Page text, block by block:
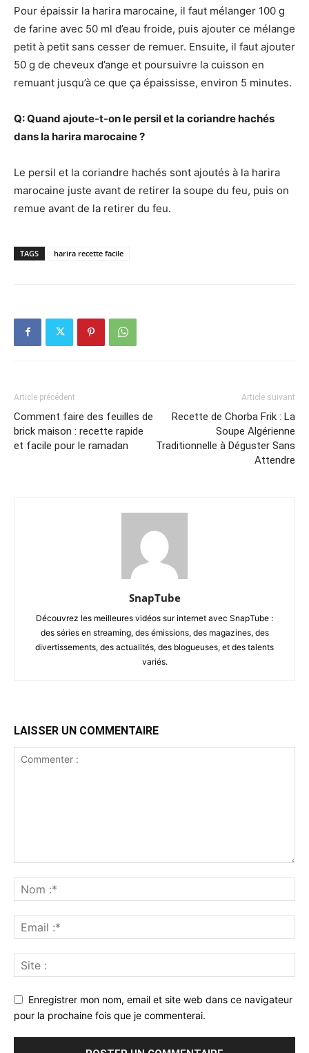
Pour épaissir la harira marocaine, il faut mélanger 100 g
de farine avec 50 ml d’eau froide, puis ajouter ce mélange
petit à petit sans cesser de remuer. Ensuite, il faut ajouter
50 g de cheveux d’ange et poursuivre la cuisson en
remuant jusqu’à ce que ça épaississe, environ 5 minutes.
Q: Quand ajoute-t-on le persil et la coriandre hachés
dans la harira marocaine ?
Le persil et la coriandre hachés sont ajoutés à la harira
marocaine juste avant de retirer la soupe du feu, puis on
remue avant de la retirer du feu.
TAGS harira recette facile
Article précédent
Comment faire des feuilles de
brick maison : recette rapide
et facile pour le ramadan
Article suivant
Recette de Chorba Frik : La
Soupe Algérienne
Traditionnelle à Déguster Sans
Attendre
SnapTube
Découvrez les meilleures vidéos sur internet avec SnapTube :
des séries en streaming, des émissions, des magazines, des
divertissements, des actualités, des blogueuses, et des talents
variés.
LAISSER UN COMMENTAIRE
Enregistrer mon nom, email et site web dans ce navigateur
pour la prochaine fois que je commenterai.